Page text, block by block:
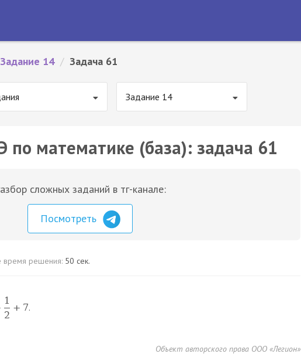
Задание 14 / Задача 61
Задание 14
по математике (база): задача 61
сложных заданий в тг-канале:
Посмотреть
время решения: 50 сек.
1
2
+ 7.
Объект авторского права ООО «Легион»